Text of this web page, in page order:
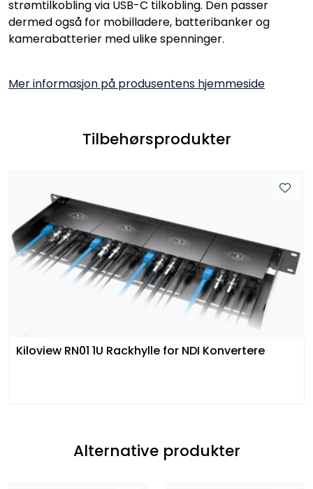
strømtilkobling via USB-C tilkobling. Den passer
dermed også for mobilladere, batteribanker og
kamerabatterier med ulike spenninger.
Mer informasjon på produsentens hjemmeside
Tilbehørsprodukter
Kiloview RN01 1U Rackhylle for NDI Konvertere
Alternative produkter